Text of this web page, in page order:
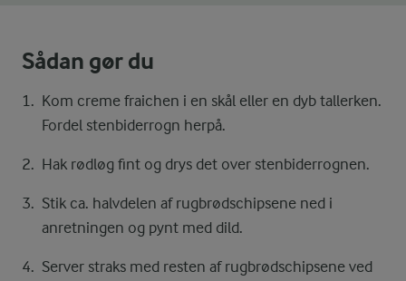
Sådan gør du
Kom creme fraichen i en skål eller en dyb tallerken.
Fordel stenbiderrogn herpå.
Hak rødløg fint og drys det over stenbiderrognen.
Stik ca. halvdelen af rugbrødschipsene ned i
anretningen og pynt med dild.
Server straks med resten af rugbrødschipsene ved